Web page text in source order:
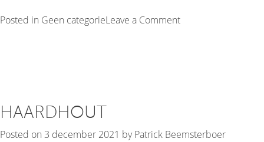
Posted in Geen categorieLeave a Commenton
helpen
HAARDHOUT
Posted on 3 december 2021 byPatrick Beemsterboer